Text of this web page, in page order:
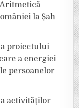
Aritmetică
la Șah
proiectului
a energiei
persoanelor
activităților